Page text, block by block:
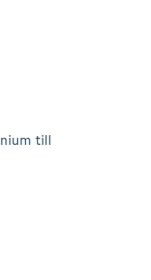
till